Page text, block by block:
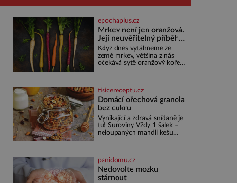
epochaplus.cz
Mrkev není jen oranžová.
Její neuvěřitelný příběh
začíná fialovou barvou
Když dnes vytáhneme ze
země mrkev, většina z nás
očekává sytě oranžový kořen.
bílá, někdy dokonce téměř
černá. Až díky stovkám let
pečlivého šlechtění se z ní
stává zelenina, bez které si
českou zahradu ani
nedokážeme představit. Její
příběh je
tisicereceptu.cz
Domácí ořechová granola
bez cukru
Vynikající a zdravá snídaně je
tu! Suroviny Vždy 1 šálek –
neloupaných mandlí kešu
ovesných vloček 1 lžíce mlet
panidomu.cz
Nedovolte mozku
stárnout